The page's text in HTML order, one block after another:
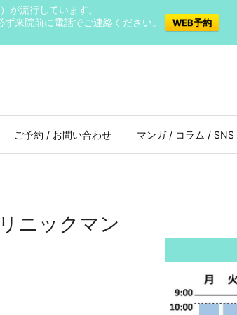
が流行しています。
来院前に電話でご連絡ください。
WEB予約
ご予約 / お問い合わせ マンガ / コラム / SNS
ニックマン